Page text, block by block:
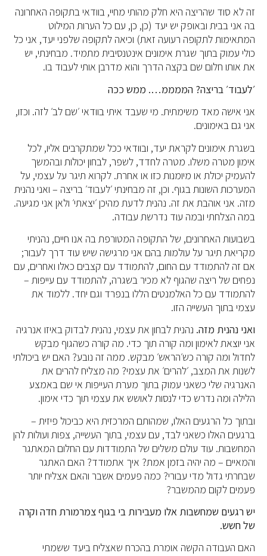
זה לא סוד שהריצה היא חלק מהותי מחיי, בוודאי בתקופה האחרונה
בה אני בבית ובאופק יש יעד (כן, כן, עם כל הערות המילוט
המתאימות לתקופה רעועה זאת) וכיאה לתקופה שלפני יעד, אני כל
כולי עמוק בתוך שגרת אימונים אינטנסיבית מתמיד. מבחינתי, יש
את אותו חלום שם בקצה הדרך והוא מדרבן אותי לעבוד בו.
׳לעבוד׳ בריצה? הממממ…. ממש ככה
אני אישה מאד משימתית. מי שעבד איתי בוודאי ׳שם לב׳ לזה. וכזו,
אני גם באימונים.
בשגרת אימונים לקראת יעד, ובוודאי ככל שמתקרבים אליו, לכל
אימון מטרה משלו. מטרה לחדד, לשפר, לבחון יכולות ובהמשך
להעמיק יכולת או מיומנות כזו או אחרת. לקרוא תיגר על עצמי, על
המערכות השונות בגוף. וכן, זה מבחינתי ׳לעבוד׳ בריצה – ואני נהנית
מזה. אני אוהבת את זה. נהנית לדעת מהיכן ׳יצאתי׳ ולאן אני מגיעה.
במה הצלחתי ובמה עוד נדרשת עבודה.
בשבועות האחרונים, של התקופה המטורפת בה אנו חיים, נהניתי
מקריאת תיגר על עולמות בהם אני מרגישה שיש עוד דרך לעבור;
אם זה להתמודד עם החום, להתמודד עם קצבים כאלו ואחרים, עם
נפחים של ריצה שהגוף לא מכיר בשגרה, להתמודד עם עייפות –
להתמודד עם כל האלמנטים הללו בנפרד וגם יחד. ללמוד את
עצמי בתוך העשייה הזו.
ואני נהנית מזה. נהנית לבחון את עצמי, נהנית לבדוק באיזו אנרגיה
אני יוצאת לאימון ומה קורה תוך כדי. מה קורה כשהגוף מבקש
לחדול ומה קורה כש׳הראש׳ מבקש. ממה זה נובע? האם יש ביכולתי
לשנות את המצב, ׳להרים׳ את עצמי? מה מצליח להרים את
האנרגיה שלי כשאני עמוק בתוך מערת העייפות אי שם באמצע
הלילה ומה נדרש כדי לנסות לאושש את עצמי תוך כדי אימון.
ובתוך כל הרגעים האלו, שמהותם המרכזית היא כביכול פיזית –
ברגעים האלו כשאני לבד, עם עצמי, בתוך העשייה, צפות ועולות להן
המחשבות. עוד עולם משלים של התמודדות עם החלום המאתגר
והמאיים – מה יהיה בזמן אמת? איך אתמודד? האם האתגר
שבחרתי גדול מדי עבורי? כמה פעמים אשבר והאם אצליח יותר
פעמים לקום מהמשבר?
יש רגעים שמחשבות אלו מעבירות בי בגוף צמרמורת חדה וקרה
של חשש.
האם העבודה הקשה אומרת בהכרח שאצליח ביעד ששמתי